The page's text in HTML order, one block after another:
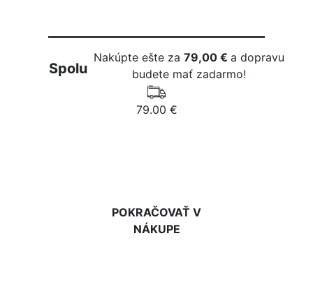
Spolu
Nakúpte ešte za79,00 €a dopravu
budete mať zadarmo!
79.00 €
POKRAČOVAŤ V
NÁKUPE